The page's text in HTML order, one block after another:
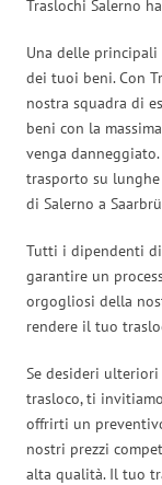
Traslochi Salerno
Una delle principali
dei tuoi beni. Con
nostra squadra di
beni con la
venga
trasporto su
di Salerno a
Tutti i dipendenti di
garantire un
orgogliosi della
rendere il tuo
Se desideri
trasloco, ti
offrirti un
nostri prezzi
alta qualità. Il tuo